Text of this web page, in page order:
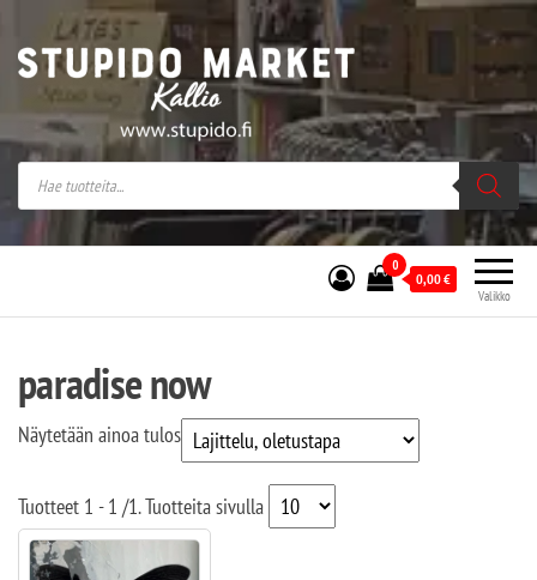
Stupido Market – verkossa ja kivijalassa
Stupido Market on vaihtoehtomusaan
erikoistunut verkko- sekä
kivijalkakauppa Helsingissä Kallion
sydämessä.
Valikko
0
0,00€
paradise now
Näytetään ainoa tulos
Tuotteet 1 - 1 /1. Tuotteita sivulla